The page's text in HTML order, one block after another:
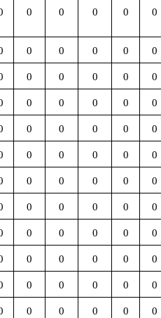
0 0 0 0 0
0 0 0 0 0
0 0 0 0 0
0 0 0 0 0
0 0 0 0 0
0 0 0 0 0
0 0 0 0 0
0 0 0 0 0
0 0 0 0 0
0 0 0 0 0
0 0 0 0 0
0 0 0 0 0